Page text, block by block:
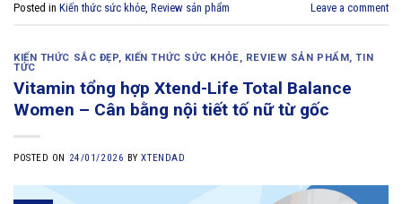
Posted in Kiến thức sức khỏe, Review sản phẩm Leave a comment
KIẾN THỨC SẮC ĐẸP, KIẾN THỨC SỨC KHỎE, REVIEW SẢN PHẨM ,TIN
TỨC
Vitamin tổng hợp Xtend-Life Total Balance
Women – Cân bằng nội tiết tố nữ từ gốc
POSTED ON 24/01/2026 BYXTENDAD